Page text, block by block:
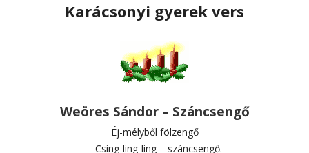
Karácsonyi gyerek vers
Weöres Sándor – Száncsengő
Éj-mélyből fölzengő
– Csing-ling-ling – száncsengő.